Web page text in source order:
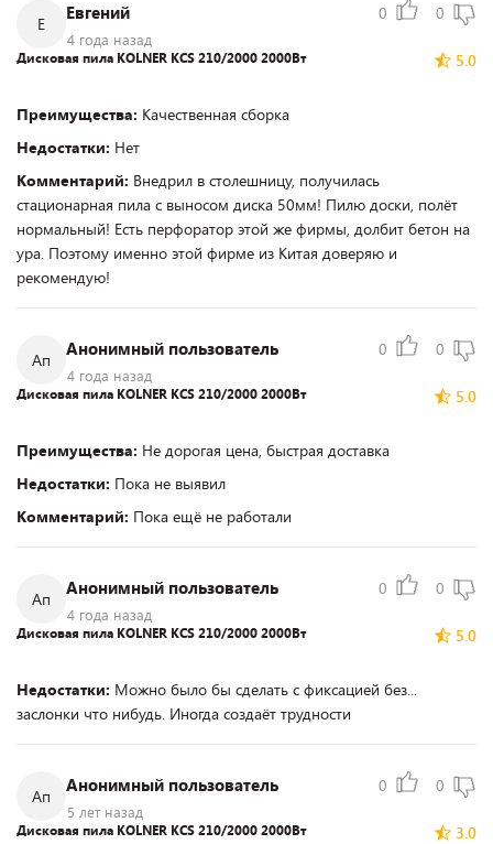
Е
Евгений
4 года назад
0 0
5.0
Дисковая пила KOLNER KCS 210/2000 2000Вт
Преимущества: Качественная сборка
Недостатки: Нет
Комментарий: Внедрил в столешницу, получилась
стационарная пила с выносом диска 50мм! Пилю доски, полёт
нормальный! Есть перфоратор этой же фирмы, долбит бетон на
ура. Поэтому именно этой фирме из Китая доверяю и
рекомендую!
Ап
Анонимный пользователь
4 года назад
0 0
5.0
Дисковая пила KOLNER KCS 210/2000 2000Вт
Преимущества: Не дорогая цена, быстрая доставка
Недостатки: Пока не выявил
Комментарий: Пока ещё не работали
Ап
Анонимный пользователь
4 года назад
0 0
5.0
Дисковая пила KOLNER KCS 210/2000 2000Вт
Недостатки: Можно было бы сделать с фиксацией без...
заслонки что нибудь. Иногда создаёт трудности
Ап
Анонимный пользователь
5 лет назад
0 0
3.0
Дисковая пила KOLNER KCS 210/2000 2000Вт